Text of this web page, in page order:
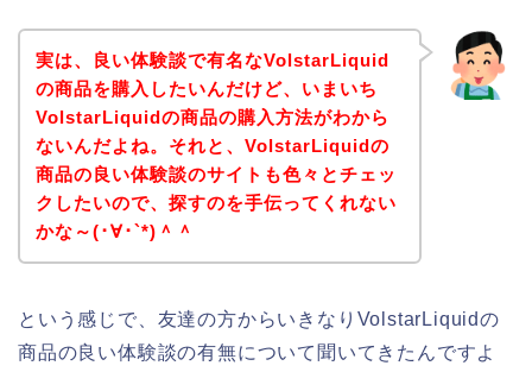
実は、良い体験談で有名なVolstarLiquid
の商品を購入したいんだけど、いまいち
VolstarLiquidの商品の購入方法がわから
ないんだよね。それと、VolstarLiquidの
商品の良い体験談のサイトも色々とチェッ
クしたいので、探すのを手伝ってくれない
かな～(･∀･`*)＾＾
という感じで、友達の方からいきなりVolstarLiquidの
商品の良い体験談の有無について聞いてきたんですよ